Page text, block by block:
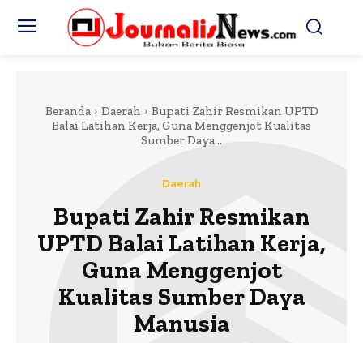
Beranda Daerah
Bupati Zahir Resmikan UPTD
Balai Latihan Kerja, Guna Menggenjot Kualitas
Sumber Daya...
Daerah
Bupati Zahir Resmikan
UPTD Balai Latihan Kerja,
Guna Menggenjot
Kualitas Sumber Daya
Manusia